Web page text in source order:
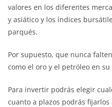
valores en los diferentes
y asiático y los índices
parqués.
Por supuesto, que nunca
como el oro y el petróleo en su
Para invertir podrás elegir
cuanto a plazos podrás